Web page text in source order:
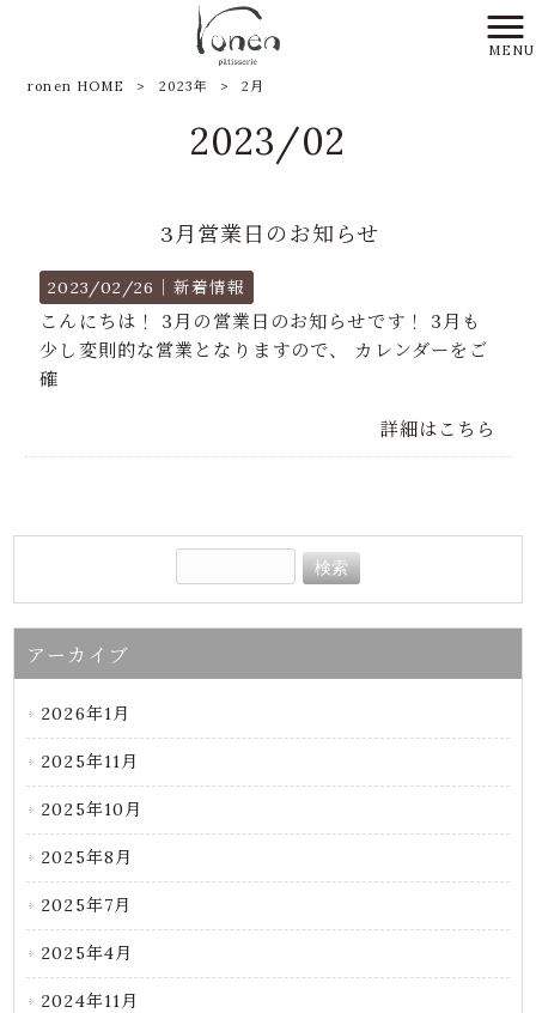
MENU
ronen HOME > 2023年 > 2月
2023/02
3月営業日のお知らせ
2023/02/26｜ 新着情報
こんにちは！ 3月の営業日のお知らせです！ 3月も
少し変則的な営業となりますので、 カレンダーをご
確
詳細はこちら
アーカイブ
2026年1月
2025年11月
2025年10月
2025年8月
2025年7月
2025年4月
2024年11月